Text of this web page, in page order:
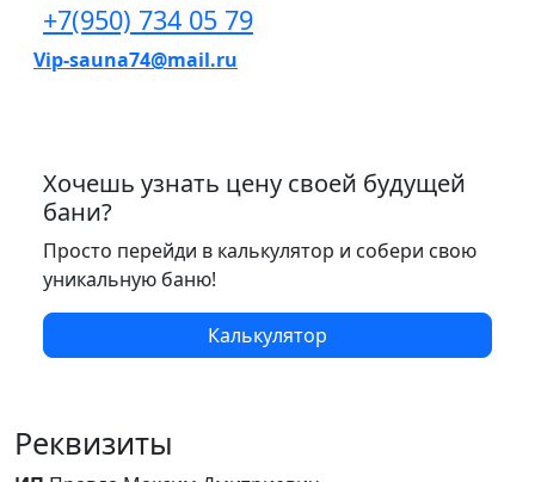
+7(950) 734 05 79
Vip-sauna74@mail.ru
Хочешь узнать цену своей будущей
бани?
Просто перейди в калькулятор и собери свою
уникальную баню!
Калькулятор
Реквизиты